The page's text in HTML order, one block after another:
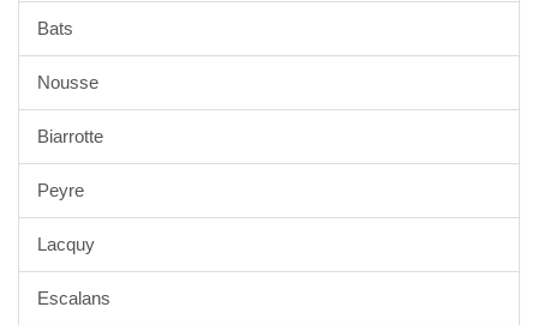
Bats
Nousse
Biarrotte
Peyre
Lacquy
Escalans